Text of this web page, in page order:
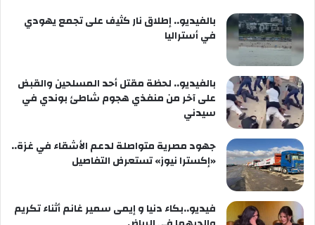
بالفيديو.. إطلاق نار كثيف على تجمع يهودي
في أستراليا
بالفيديو.. لحظة مقتل أحد المسلحين والقبض
على آخر من منفذي هجوم شاطئ بوندي في
سيدني
جهود مصرية متواصلة لدعم الأشقاء في غزة..
«إكسترا نيوز» تستعرض التفاصيل
فيديو..بكاء دنيا و إيمى سمير غانم أثناء تكريم